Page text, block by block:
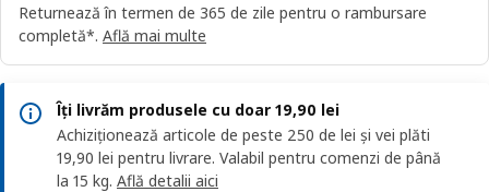
Returnează în termen de 365 de zile pentru o rambursare
completă*. Află mai multe
Îți livrăm produsele cu doar 19,90 lei
Achiziționează articole de peste 250 de lei și vei plăti
19,90 lei pentru livrare. Valabil pentru comenzi de până
la 15 kg. Află detalii aici